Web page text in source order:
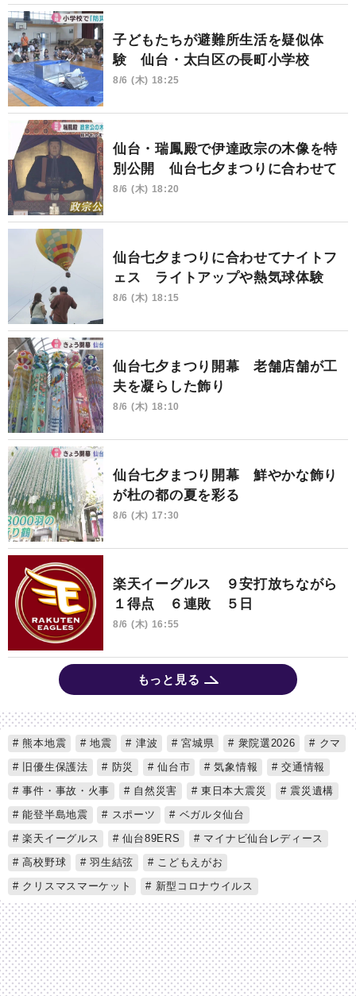
子どもたちが避難所生活を疑似体
験 仙台・太白区の長町小学校
8/6 (木) 18:25
仙台・瑞鳳殿で伊達政宗の木像を特
別公開 仙台七夕まつりに合わせて
8/6 (木) 18:20
仙台七夕まつりに合わせてナイトフ
ェス ライトアップや熱気球体験
8/6 (木) 18:15
仙台七夕まつり開幕 老舗店舗が工
夫を凝らした飾り
8/6 (木) 18:10
仙台七夕まつり開幕 鮮やかな飾り
が杜の都の夏を彩る
8/6 (木) 17:30
楽天イーグルス ９安打放ちながら
１得点 ６連敗 ５日
8/6 (木) 16:55
もっと見る
熊本地震 地震 津波 宮城県 衆院選2026
クマ
旧優生保護法
防災 仙台市 気象情報
交通情報
事件・事故・火事
自然災害 東日本大震災
震災遺構
能登半島地震
スポーツ
ベガルタ仙台
楽天イーグルス
仙台89ERS
マイナビ仙台レディース
高校野球
羽生結弦
こどもえがお
クリスマスマーケット
新型コロナウイルス